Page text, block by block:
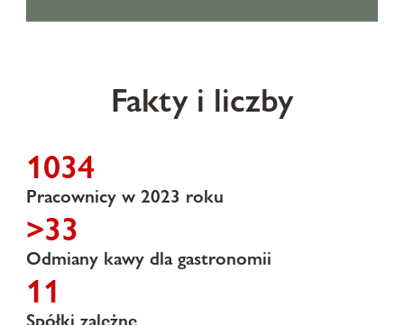
Fakty i liczby
1034
Pracownicy w 2023 roku
>33
Odmiany kawy dla gastronomii
11
Spółki zależne